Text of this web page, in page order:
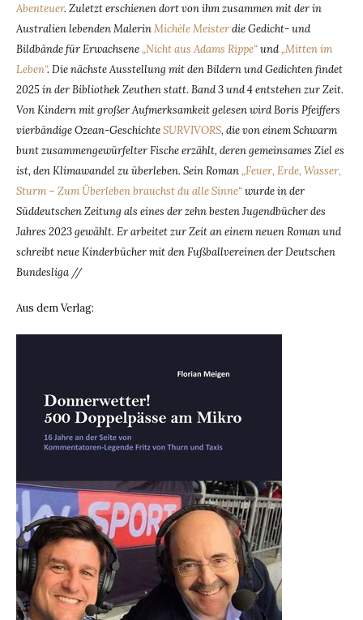
Abenteuer. Zuletzt erschienen dort von ihm zusammen mit der in
Australien lebenden MalerinMichèle Meisterdie Gedicht- und
Bildbände für Erwachsene„Nicht aus Adams Rippe“und„Mitten im
Leben“. Die nächste Ausstellung mit den Bildern und Gedichten findet
2025 in der Bibliothek Zeuthen statt. Band 3 und 4 entstehen zur Zeit.
Von Kindern mit großer Aufmerksamkeit gelesen wird Boris Pfeiffers
vierbändige Ozean-GeschichteSURVIVORS, die von einem Schwarm
bunt zusammengewürfelter Fische erzählt, deren gemeinsames Ziel es
ist, den Klimawandel zu überleben. Sein Roman„Feuer, Erde, Wasser,
Sturm – Zum Überleben brauchst du alle Sinne“wurde in der
Süddeutschen Zeitung als eines der zehn besten Jugendbücher des
Jahres 2023 gewählt. Er arbeitet zur Zeit an einem neuen Roman und
schreibt neue Kinderbücher mit den Fußballvereinen der Deutschen
Bundesliga //
Aus dem Verlag: